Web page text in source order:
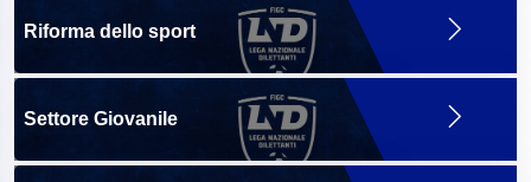
Riforma dello sport
Settore Giovanile